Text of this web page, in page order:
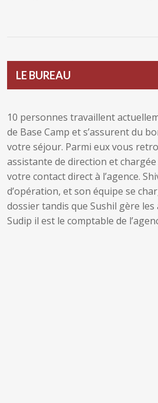
LE BUREAU
10 personnes travaillent
de Base Camp et s’assurent du
votre séjour. Parmi eux vous
assistante de direction et
votre contact direct à l’agence.
d’opération, et son équipe se
dossier tandis que Sushil gère
Sudip il est le comptable de